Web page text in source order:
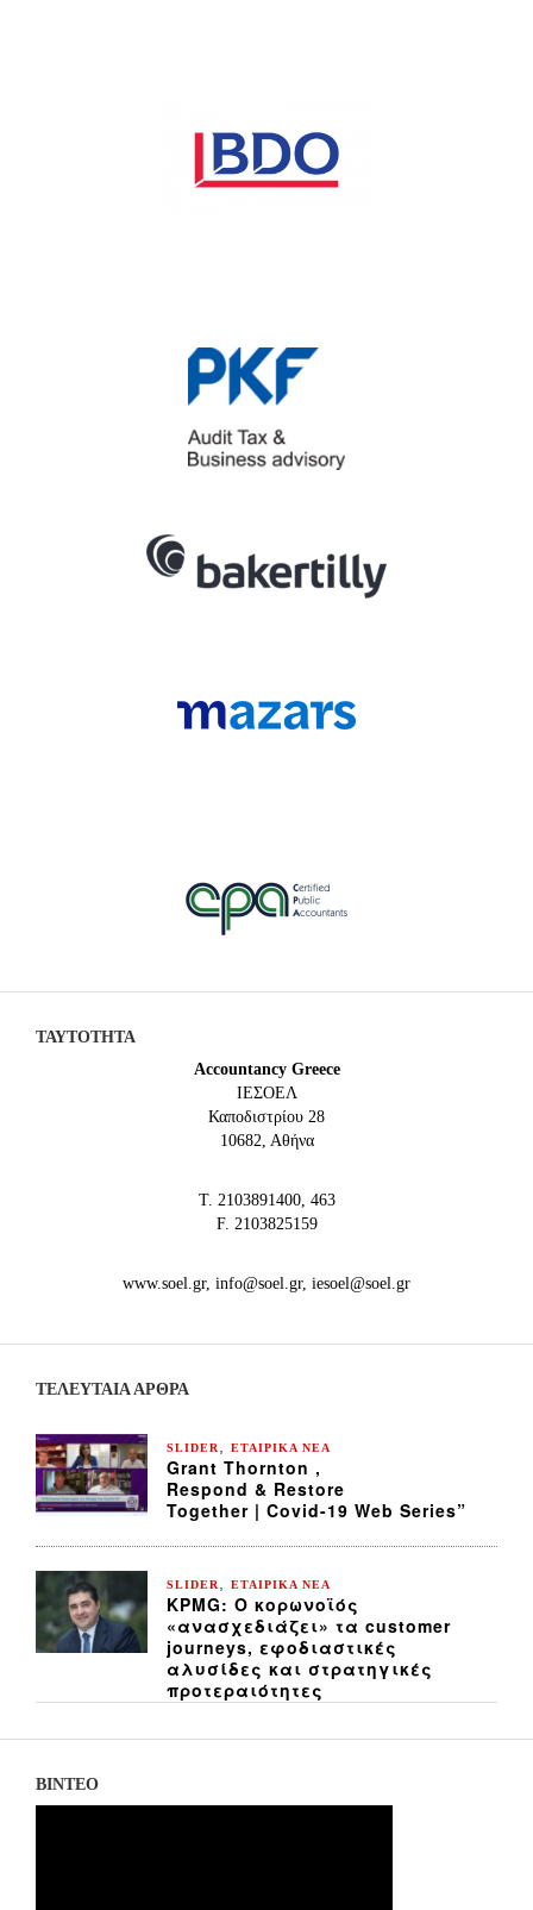
ΤΑΥΤΟΤΗΤΑ
Accountancy Greece
IEΣΟΕΛ
Καποδιστρίου 28
10682, Αθήνα
Τ. 2103891400, 463
F. 2103825159
www.soel.gr, info@soel.gr, iesoel@soel.gr
ΤΕΛΕΥΤΑΙΑ ΆΡΘΡΑ
SLIDER ΕΤΑΙΡΙΚΑ ΝΕΑ
Grant Thornton ,
Respond & Restore
Together | Covid-19 Web Series”
SLIDER ΕΤΑΙΡΙΚΑ ΝΕΑ
KPMG: Ο κορωνοϊός
«ανασχεδιάζει» τα customer
journeys, εφοδιαστικές
αλυσίδες και στρατηγικές
προτεραιότητες
ΒΙΝΤΕΟ